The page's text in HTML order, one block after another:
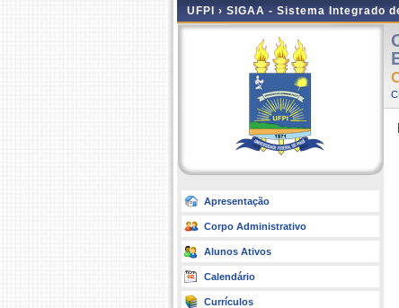
UFPI › SIGAA - Sistema Integrado
Apresentação
Corpo Administrativo
Alunos Ativos
Calendário
Currículos